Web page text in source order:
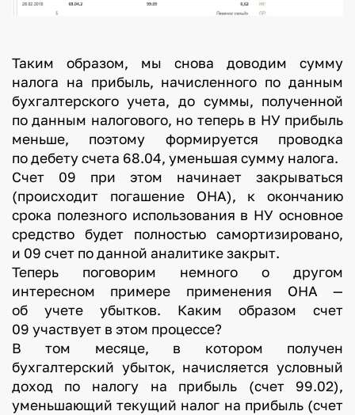
Таким образом, мы снова доводим сумму
налога на прибыль, начисленного по данным
бухгалтерского учета, до суммы, полученной
по данным налогового, но теперь в НУ прибыль
меньше, поэтому формируется проводка
по дебету счета 68.04, уменьшая сумму налога.
Счет 09 при этом начинает закрываться
(происходит погашение ОНА), к окончанию
срока полезного использования в НУ основное
средство будет полностью самортизировано,
и 09 счет по данной аналитике закрыт.
Теперь поговорим немного о другом
интересном примере применения ОНА —
об учете убытков. Каким образом счет
09 участвует в этом процессе?
В том месяце, в котором получен
бухгалтерский убыток, начисляется условный
доход по налогу на прибыль (счет 99.02),
уменьшающий текущий налог на прибыль (счет